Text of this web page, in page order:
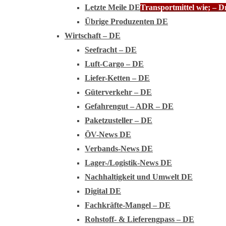
Letzte Meile DETransportmittel wie; –
Übrige Produzenten DE
Wirtschaft – DE
Seefracht – DE
Luft-Cargo – DE
Liefer-Ketten – DE
Güterverkehr – DE
Gefahrengut – ADR – DE
Paketzusteller – DE
ÖV-News DE
Verbands-News DE
Lager-/Logistik-News DE
Nachhaltigkeit und Umwelt DE
Digital DE
Fachkräfte-Mangel – DE
Rohstoff- & Lieferengpass – DE